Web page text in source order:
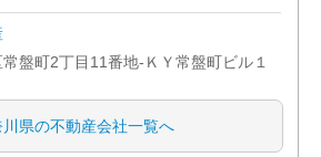
盤町2丁目11番地-ＫＹ常盤町ビル１
川県の不動産会社一覧へ